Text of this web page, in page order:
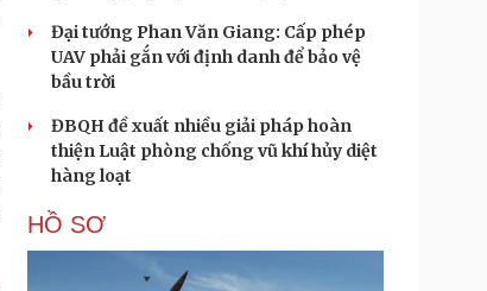
Đại tướng Phan Văn Giang: Cấp phép
UAV phải gắn với định danh để bảo vệ
bầu trời
ĐBQH đề xuất nhiều giải pháp hoàn
thiện Luật phòng chống vũ khí hủy diệt
hàng loạt
HỒ SƠ